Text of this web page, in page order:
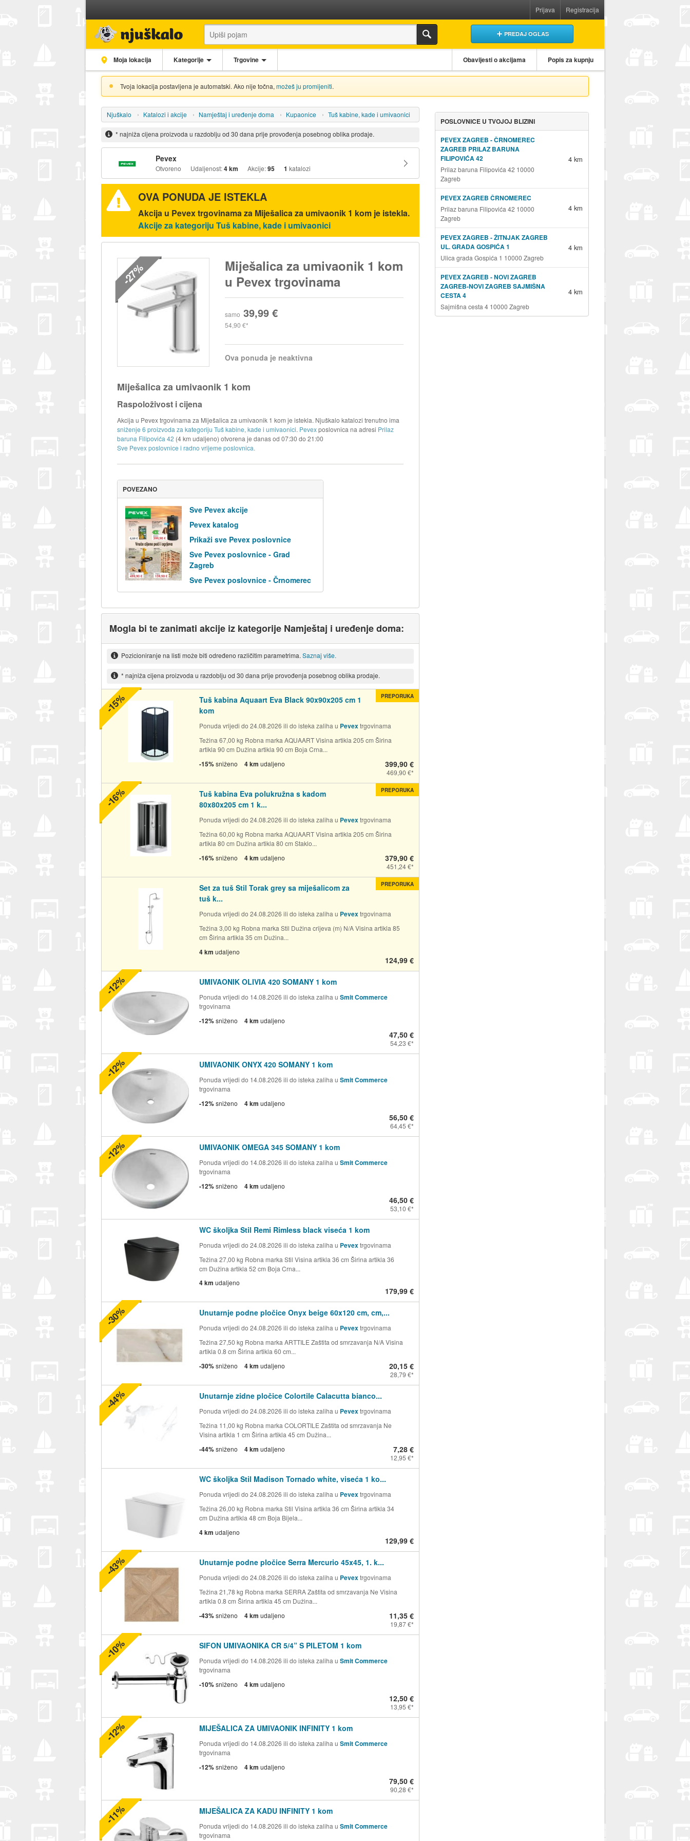
Prijava Registracija
PREDAJ OGLAS
Moja lokacija Kategorije Trgovine Obavijesti o akcijama Popis za kupnju
Tvoja lokacija postavljena je automatski. Ako nije točna, možeš ju promijeniti.
Njuškalo Katalozi i akcije Namještaj i uređenje doma Kupaonice Tuš kabine, kade i umivaonici
* najniža cijena proizvoda u razdoblju od 30 dana prije provođenja posebnog oblika prodaje.
Pevex
Otvoreno Udaljenost:4 km Akcije:95 1 katalozi
OVA PONUDA JE ISTEKLA
Akcija u Pevex trgovinama za Miješalica za umivaonik 1 kom je istekla.
Akcije za kategoriju Tuš kabine, kade i umivaonici
-27%
Miješalica za umivaonik 1 kom
u Pevex trgovinama
samo 39,99 €
54,90 €
Ova ponuda je neaktivna
Miješalica za umivaonik 1 kom
Raspoloživost i cijena
Akcija u Pevex trgovinama za Miješalica za umivaonik 1 kom je istekla. Njuškalo katalozi trenutno ima
sniženje 6 proizvoda za kategoriju Tuš kabine, kade i umivaonici. Pevexposlovnica na adresi Prilaz
baruna Filipovića 42 (4 km udaljeno) otvorena je danas od 07:30 do 21:00
Sve Pevex poslovnice i radno vrijeme poslovnica.
POVEZANO
Sve Pevex akcije
Pevex katalog
Prikaži sve Pevex poslovnice
Sve Pevex poslovnice - Grad
Zagreb
Sve Pevex poslovnice - Črnomerec
Mogla bi te zanimati akcije iz kategorije Namještaj i uređenje doma:
Pozicioniranje na listi može biti određeno različitim parametrima. Saznaj više.
* najniža cijena proizvoda u razdoblju od 30 dana prije provođenja posebnog oblika prodaje.
Tuš kabina Aquaart Eva Black 90x90x205 cm 1
kom
Ponuda vrijedi do 24.08.2026 ili do isteka zaliha u Pevextrgovinama
Težina 67,00 kg Robna marka AQUAART Visina artikla 205 cm Širina
artikla 90 cm Dužina artikla 90 cm Boja Crna...
-15%sniženo 4 km udaljeno 399,90 €
469,90 €
PREPORUKA
-15%
Tuš kabina Eva polukružna s kadom
80x80x205 cm 1 k...
Ponuda vrijedi do 24.08.2026 ili do isteka zaliha u Pevextrgovinama
Težina 60,00 kg Robna marka AQUAART Visina artikla 205 cm Širina
artikla 80 cm Dužina artikla 80 cm Staklo...
-16%sniženo 4 km udaljeno 379,90 €
451,24 €
PREPORUKA
-16%
Set za tuš Stil Torak grey sa miješalicom za
tuš k...
Ponuda vrijedi do 24.08.2026 ili do isteka zaliha u Pevextrgovinama
Težina 3,00 kg Robna marka Stil Dužina crijeva (m) N/A Visina artikla 85
cm Širina artikla 35 cm Dužina...
4 km udaljeno
124,99 €
PREPORUKA
UMIVAONIK OLIVIA 420 SOMANY 1 kom
Ponuda vrijedi do 14.08.2026 ili do isteka zaliha u Smit Commerce
trgovinama
-12%sniženo 4 km udaljeno
47,50 €
54,23 €
-12%
UMIVAONIK ONYX 420 SOMANY 1 kom
Ponuda vrijedi do 14.08.2026 ili do isteka zaliha u Smit Commerce
trgovinama
-12%sniženo 4 km udaljeno
56,50 €
64,45 €
-12%
UMIVAONIK OMEGA 345 SOMANY 1 kom
Ponuda vrijedi do 14.08.2026 ili do isteka zaliha u Smit Commerce
trgovinama
-12%sniženo 4 km udaljeno
46,50 €
53,10 €
-12%
WC školjka Stil Remi Rimless black viseća 1 kom
Ponuda vrijedi do 24.08.2026 ili do isteka zaliha u Pevextrgovinama
Težina 27,00 kg Robna marka Stil Visina artikla 36 cm Širina artikla 36
cm Dužina artikla 52 cm Boja Crna...
4 km udaljeno
179,99 €
Unutarnje podne pločice Onyx beige 60x120 cm, cm,...
Ponuda vrijedi do 24.08.2026 ili do isteka zaliha u Pevextrgovinama
Težina 27,50 kg Robna marka ARTTILE Zaštita od smrzavanja N/A Visina
artikla 0.8 cm Širina artikla 60 cm...
-30%sniženo 4 km udaljeno 20,15 €
28,79 €
-30%
Unutarnje zidne pločice Colortile Calacutta bianco...
Ponuda vrijedi do 24.08.2026 ili do isteka zaliha u Pevextrgovinama
Težina 11,00 kg Robna marka COLORTILE Zaštita od smrzavanja Ne
Visina artikla 1 cm Širina artikla 45 cm Dužina...
-44%sniženo 4 km udaljeno 7,28 €
12,95 €
-44%
WC školjka Stil Madison Tornado white, viseća 1 ko...
Ponuda vrijedi do 24.08.2026 ili do isteka zaliha u Pevextrgovinama
Težina 26,00 kg Robna marka Stil Visina artikla 36 cm Širina artikla 34
cm Dužina artikla 48 cm Boja Bijela...
4 km udaljeno
129,99 €
Unutarnje podne pločice Serra Mercurio 45x45, 1. k...
Ponuda vrijedi do 24.08.2026 ili do isteka zaliha u Pevextrgovinama
Težina 21,78 kg Robna marka SERRA Zaštita od smrzavanja Ne Visina
artikla 0.8 cm Širina artikla 45 cm Dužina...
-43%sniženo 4 km udaljeno 11,35 €
19,87 €
-43%
SIFON UMIVAONIKA CR 5/4” S PILETOM 1 kom
Ponuda vrijedi do 14.08.2026 ili do isteka zaliha u Smit Commerce
trgovinama
-10%sniženo 4 km udaljeno
12,50 €
13,95 €
-10%
MIJEŠALICA ZA UMIVAONIK INFINITY 1 kom
Ponuda vrijedi do 14.08.2026 ili do isteka zaliha u Smit Commerce
trgovinama
-12%sniženo 4 km udaljeno
79,50 €
90,28 €
-12%
MIJEŠALICA ZA KADU INFINITY 1 kom
Ponuda vrijedi do 14.08.2026 ili do isteka zaliha u Smit Commerce
trgovinama
-11%
POSLOVNICE U TVOJOJ BLIZINI
PEVEX ZAGREB - ČRNOMEREC
ZAGREB PRILAZ BARUNA
FILIPOVIĆA 42
Prilaz baruna Filipovića 42 10000
Zagreb
4 km
PEVEX ZAGREB ČRNOMEREC
Prilaz baruna Filipovića 42 10000
Zagreb
4 km
PEVEX ZAGREB - ŽITNJAK ZAGREB
UL. GRADA GOSPIĆA 1
Ulica grada Gospića 1 10000 Zagreb
4 km
PEVEX ZAGREB - NOVI ZAGREB
ZAGREB-NOVI ZAGREB SAJMIŠNA
CESTA 4
Sajmišna cesta 4 10000 Zagreb
4 km